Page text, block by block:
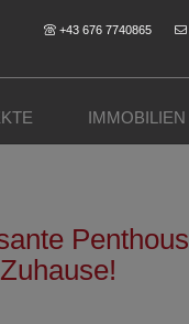
+43 676 7740865